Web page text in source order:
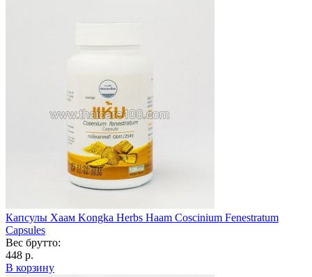
Капсулы Хаам Kongka Herbs Haam Coscinium Fenestratum
Capsules
Вес брутто:
448 р.
В корзину